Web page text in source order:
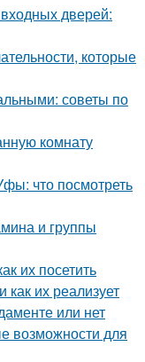
дверей:
которые
советы по
комнату
что посмотреть
и группы
их посетить
как их реализует
или нет
возможности для